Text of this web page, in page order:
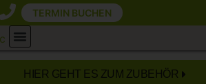
TERMIN BUCHEN
HIER GEHT ES ZUM ZUBEHÖR